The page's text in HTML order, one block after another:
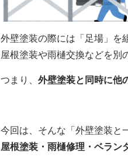
外壁塗装の際には「足場」を
屋根塗装や雨樋交換などを別
つまり、 外壁塗装と同時に他
今回は、そんな「外壁塗装と
屋根塗装・雨樋修理・ベラン